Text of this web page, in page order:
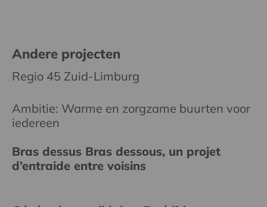
Andere projecten
Regio 45 Zuid-Limburg
Ambitie: Warme en zorgzame buurten voor
iedereen
Bras dessus Bras dessous, un projet
d’entraide entre voisins